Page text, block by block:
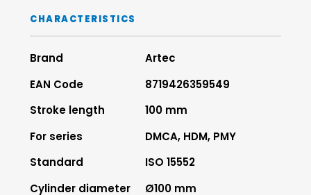
CHARACTERISTICS
Brand
Artec
EAN Code
8719426359549
Stroke length
100 mm
For series
DMCA, HDM, PMY
Standard
ISO 15552
Cylinder diameter
Ø100 mm